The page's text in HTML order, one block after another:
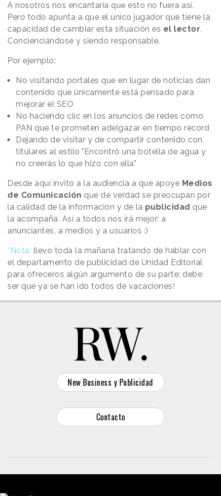
A nosotros nos encantaría que esto no fuera así.
Pero todo apunta a que el único jugador que tiene la
capacidad de cambiar esta situación es el lector.
Concienciándose y siendo responsable.
Por ejemplo:
No visitando portales que en lugar de noticias dan
contenido que únicamente está pensado para
mejorar el SEO
No haciendo clic en los anuncios de redes como
PAN que te prometen adelgazar en tiempo récord
Dejando de visitar y de compartir contenido con
titulares al estilo "Encontró una botella de agua y
no creerás lo que hizo con ella"
Desde aquí invito a la audiencia a que apoye Medios
de Comunicación que de verdad se preocupan por
la calidad de la información y de la publicidad que
la acompaña. Así a todos nos irá mejor: a
anunciantes, a medios y a usuarios :)
*Nota: llevo toda la mañana tratando de hablar con
el departamento de publicidad de Unidad Editorial
para ofreceros algún argumento de su parte; debe
ser que ya se han ido todos de vacaciones!
New Business y Publicidad
Contacto